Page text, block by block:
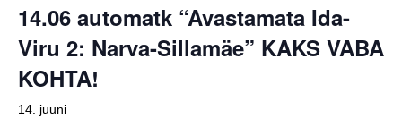
14.06 automatk “Avastamata Ida-
Viru 2: Narva-Sillamäe” KAKS VABA
KOHTA!
14. juuni